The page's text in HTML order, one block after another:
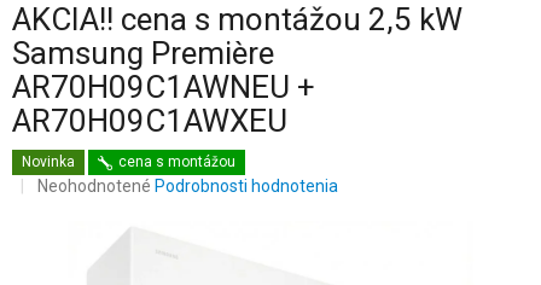
AKCIA!! cena s montážou 2,5 kW
Samsung Première
AR70H09C1AWNEU +
AR70H09C1AWXEU
Novinka cena s montážou
Priemerné
Neohodnotené Podrobnosti hodnotenia